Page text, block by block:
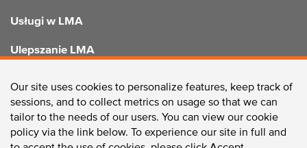
Usługi w LMA
Ulepszanie LMA
SKONTAKTUJ SIĘ Z NAMI
Our site uses cookies to personalize features, keep track of
sessions, and to collect metrics on usage so that we can
tailor to the needs of our users. You can view our cookie
policy via the link below. To experience our site in full and